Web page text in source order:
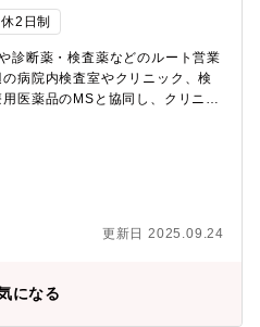
2日制
診断薬・検査薬などのルート営業
病院内検査室やクリニック、検
医薬品のMSと協同し、クリニッ
が同じフロアに在籍しており、
。【担当件数】15件程度（1日4
査機器、遺伝子検査機器（PCR検
検査薬、輸血検査薬、新型コロ
更新日 2025.09.24
になる